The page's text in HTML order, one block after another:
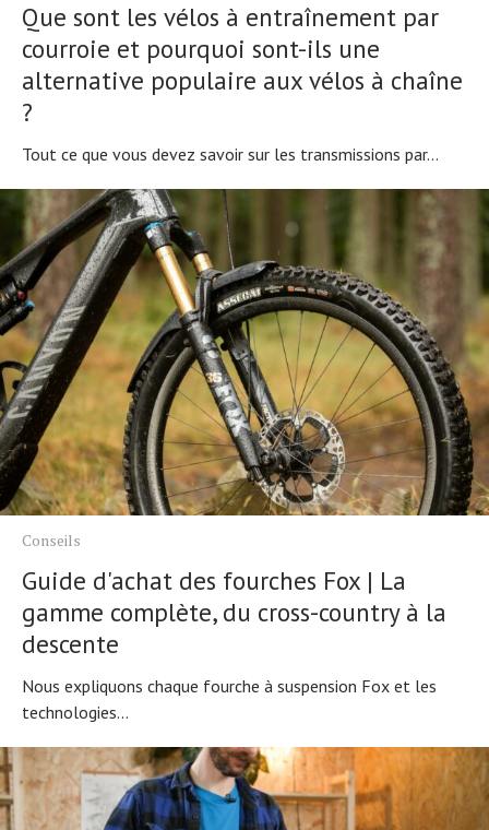
Que sont les vélos à entraînement par
courroie et pourquoi sont-ils une
alternative populaire aux vélos à chaîne
?
Tout ce que vous devez savoir sur les transmissions par...
Conseils
Guide d'achat des fourches Fox | La
gamme complète, du cross-country à la
descente
Nous expliquons chaque fourche à suspension Fox et les
technologies...